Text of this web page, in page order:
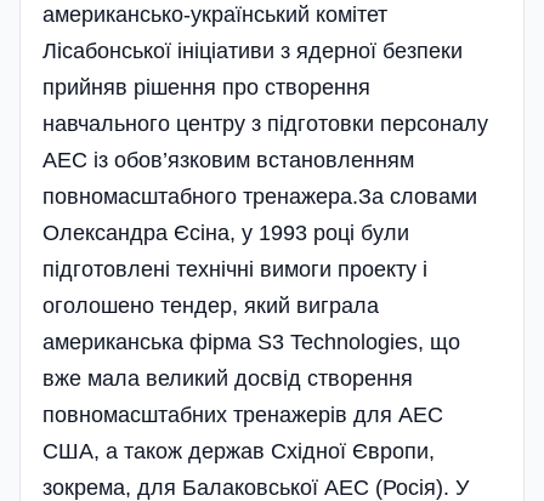
американсько-український комітет
Лісабонської ініціативи з ядерної безпеки
прийняв рішення про створення
навчального центру з підготовки персоналу
АЕС із обов’язковим встановленням
повномасштабного тренажера.За словами
Олександра Єсіна, у 1993 році були
підготовлені технічні вимоги проекту і
оголошено тендер, який виграла
американська фірма S3 Technologies, що
вже мала великий досвід створення
повномасштабних тренажерів для АЕС
США, а також держав Східної Європи,
зокрема, для Балаковської АЕС (Росія). У